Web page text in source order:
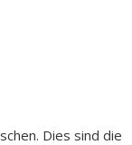
Dies sind die